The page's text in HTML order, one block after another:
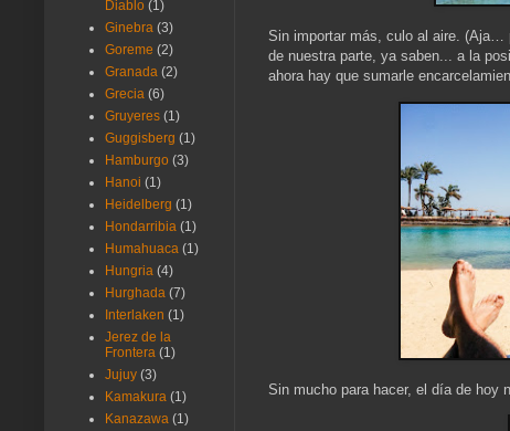
Sin importar más, culo al aire. (Aja…
de nuestra parte, ya saben... a la
ahora hay que sumarle
Sin mucho para hacer, el día de hoy
Diablo (1)
Ginebra (3)
Goreme (2)
Granada (2)
Grecia (6)
Gruyeres (1)
Guggisberg (1)
Hamburgo (3)
Hanoi (1)
Heidelberg (1)
Hondarribia (1)
Humahuaca (1)
Hungria (4)
Hurghada (7)
Interlaken (1)
Jerez de la
Frontera (1)
Jujuy (3)
Kamakura (1)
Kanazawa (1)